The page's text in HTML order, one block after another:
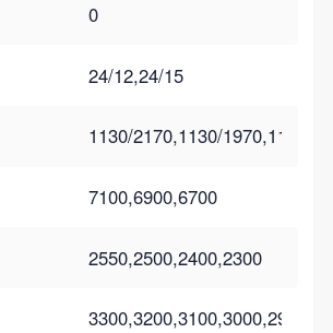
0
24/12,24/15
1130/2170,1130/1970,1130/
7100,6900,6700
2550,2500,2400,2300
3300,3200,3100,3000,2900